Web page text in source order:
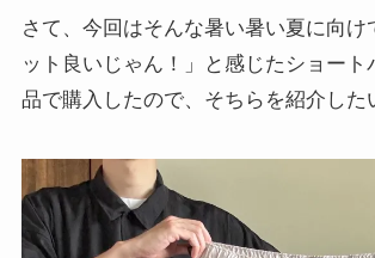
さて、今回はそんな暑い暑い夏に向け
ット良いじゃん！」と感じたショート
品で購入したので、そちらを紹介した